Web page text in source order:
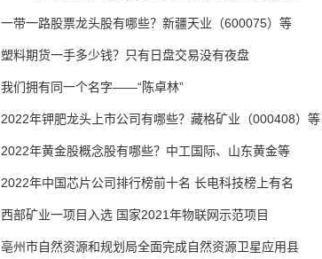
一带一路股票龙头股有哪些？新疆天业（600075）等
塑料期货一手多少钱？只有日盘交易没有夜盘
我们拥有同一个名字——“陈卓林”
2022年钾肥龙头上市公司有哪些？藏格矿业（000408）等
2022年黄金股概念股有哪些？中工国际、山东黄金等
2022年中国芯片公司排行榜前十名 长电科技榜上有名
西部矿业一项目入选 国家2021年物联网示范项目
亳州市自然资源和规划局全面完成自然资源卫星应用县